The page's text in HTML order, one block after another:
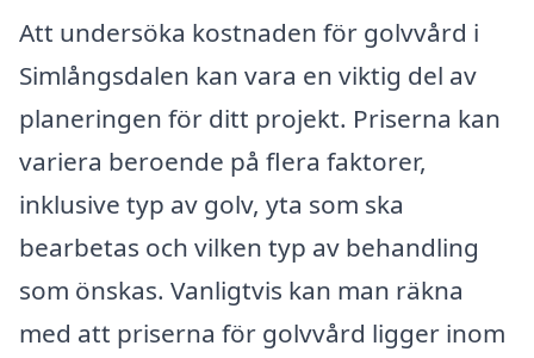
Att undersöka kostnaden för golvvård i
Simlångsdalen kan vara en viktig del av
planeringen för ditt projekt. Priserna kan
variera beroende på flera faktorer,
inklusive typ av golv, yta som ska
bearbetas och vilken typ av behandling
som önskas. Vanligtvis kan man räkna
med att priserna för golvvård ligger inom